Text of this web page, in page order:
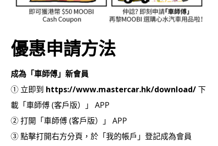
優惠申請方法
成為「車師傅」新會員
① 立即到 https://www.mastercar.hk/download/下
載「車師傅 (客戶版）」 APP
② 打開「車師傅 (客戶版）」 APP
③ 點擊打開右方分頁，於「我的帳戶」登記成為會員